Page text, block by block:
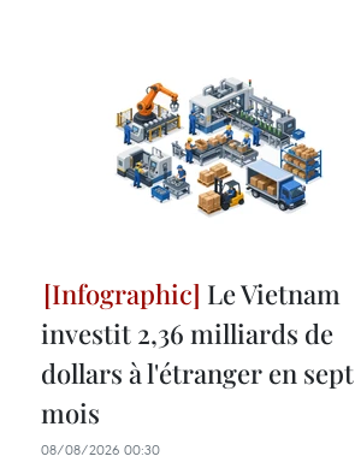
Le Vietnam
investit 2,36 milliards de
dollars à l'étranger en sept
mois
08/08/2026 00:30